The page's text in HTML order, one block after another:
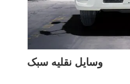
وسایل نقلیه سبک